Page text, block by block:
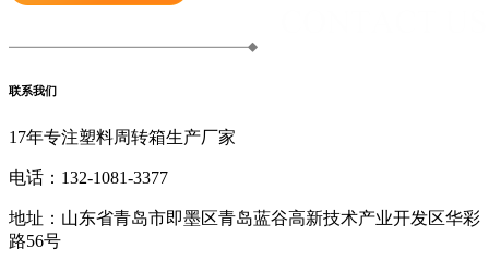
联系我们
17年专注塑料周转箱生产厂家
电话： 132-1081-3377
地址： 山东省青岛市即墨区青岛蓝谷高新技术产业开发区华彩
路56号